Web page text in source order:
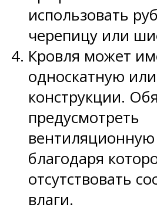
использовать
черепицу или
Кровля может
односкатную
конструкции.
предусмотреть
вентиляционную
благодаря
отсутствовать
влаги.